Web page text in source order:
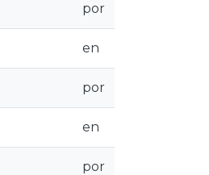
por
en
por
en
por